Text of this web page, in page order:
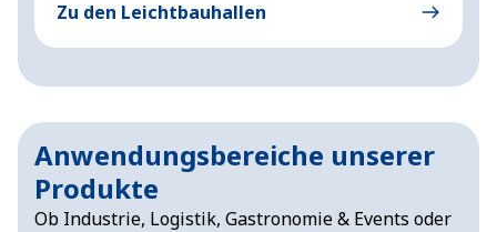
Zu den Leichtbauhallen
Anwendungsbereiche unserer
Produkte
Ob Industrie, Logistik, Gastronomie & Events oder